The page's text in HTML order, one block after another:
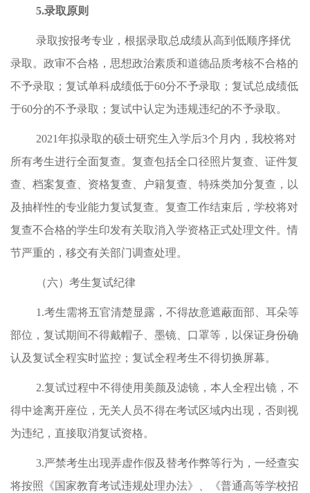
5.录取原则
录取按报考专业，根据录取总成绩从高到低顺序择优
录取。政审不合格，思想政治素质和道德品质考核不合格的
不予录取；复试单科成绩低于60分不予录取；复试总成绩低
于60分的不予录取；复试中认定为违规违纪的不予录取。
2021年拟录取的硕士研究生入学后3个月内，我校将对
所有考生进行全面复查。复查包括全口径照片复查、证件复
查、档案复查、资格复查、户籍复查、特殊类加分复查，以
及抽样性的专业能力复试复查。复查工作结束后，学校将对
复查不合格的学生印发有关取消入学资格正式处理文件。情
节严重的，移交有关部门调查处理。
（六）考生复试纪律
1.考生需将五官清楚显露，不得故意遮蔽面部、耳朵等
部位，复试期间不得戴帽子、墨镜、口罩等，以保证身份确
认及复试全程实时监控；复试全程考生不得切换屏幕。
2.复试过程中不得使用美颜及滤镜，本人全程出镜，不
得中途离开座位，无关人员不得在考试区域内出现，否则视
为违纪，直接取消复试资格。
3.严禁考生出现弄虚作假及替考作弊等行为，一经查实
将按照《国家教育考试违规处理办法》、《普通高等学校招